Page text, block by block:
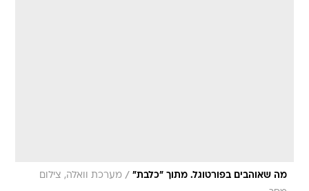
מה שאוהבים בפורטוגל. מתוך "כלבת" / מערכת וואלה, צילום